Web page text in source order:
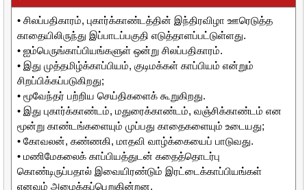
• சிலப்பதிகாரம், புகார்க்காண்டத்தின் இந்திரவிழா ஊரெடுத்த
காதையிலிருந்து இப்பாடப்பகுதி எடுத்தாளப்பட்டுள்ளது.
• ஐம்பெருங்காப்பியங்களுள் ஒன்று சிலப்பதிகாரம்.
• இது முத்தமிழ்க்காப்பியம், குடிமக்கள் காப்பியம் என்றும்
சிறப்பிக்கப்படுகிறது;
• மூவேந்தர் பற்றிய செய்திகளைக் கூறுகிறது.
• இது புகார்க்காண்டம், மதுரைக்காண்டம், வஞ்சிக்காண்டம் என
மூன்று காண்டங்களையும் முப்பது காதைகளையும் உடையது;
• கோவலன், கண்ணகி, மாதவி வாழ்க்கையைப் பாடுவது.
• மணிமேகலைக் காப்பியத்துடன் கதைத்தொடர்பு
கொண்டிருப்பதால் இவையிரண்டும் இரட்டைக்காப்பியங்கள்
எனவும் அழைக்கப்பெறுகின்றன.